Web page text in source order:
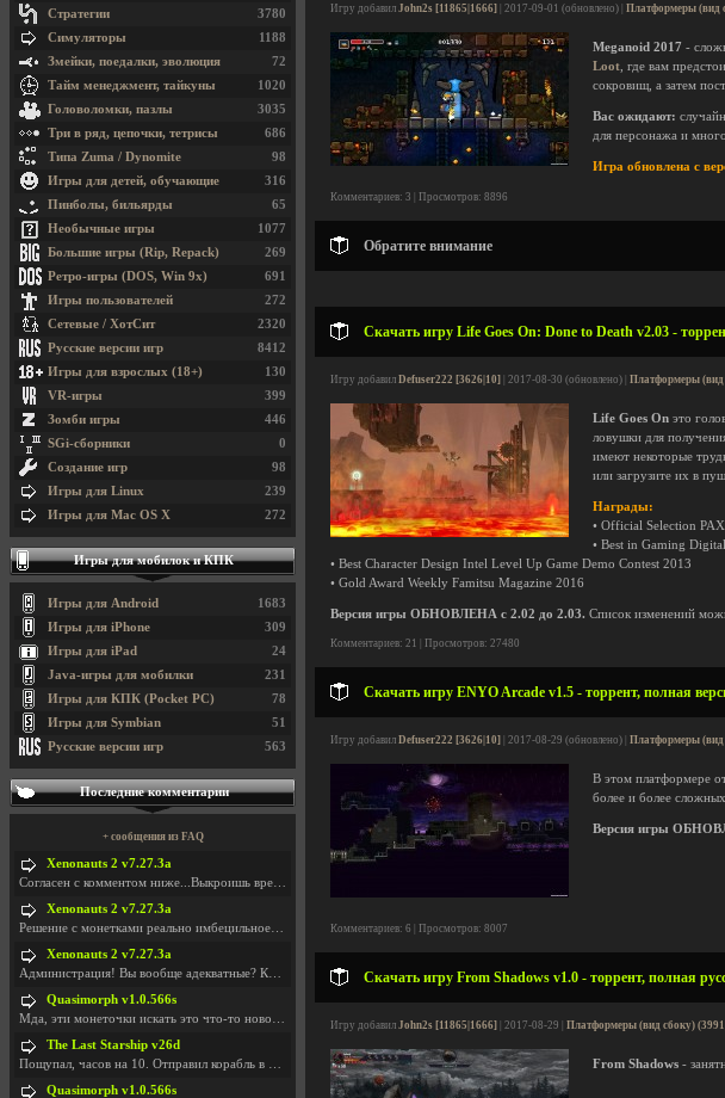
Игру добавил John2s [11865|1666] | 2017-09-01 (обновлено) | Платформеры (вид
Meganoid 2017 -
Loot , где вам
сокровищ, а затем
Вас ожидают:
для персонажа и
Игра обновлена с
Комментариев: 3 | Просмотров: 8896
Обратите внимание
Скачать игру Life Goes On: Done to Death v2.03 -
Игру добавил Defuser222 [3626|10] | 2017-08-30 (обновлено) | Платформеры (вид
Life Goes On это
ловушки для
имеют некоторые
или загрузите их в
Награды:
• Official Selection
• Best in Gaming
• Best Character Design Intel Level Up Game Demo Contest 2013
• Gold Award Weekly Famitsu Magazine 2016
Версия игры ОБНОВЛЕНА с 2.02 до 2.03. Список изменений
Комментариев: 21 | Просмотров: 27480
Скачать игру ENYO Arcade v1.5 - торрент, полная
Игру добавил Defuser222 [3626|10] | 2017-08-29 (обновлено) | Платформеры (вид
В этом платформере
более и более
Версия игры
Комментариев: 6 | Просмотров: 8007
Скачать игру From Shadows v1.0 - торрент, полная
Игру добавил John2s [11865|1666] | 2017-08-29 | Платформеры (вид сбоку)
From Shadows -
3780
Стратегии
1188
Симуляторы
72
Змейки, поедалки, эволюция
1020
Тайм менеджмент, тайкуны
3035
Головоломки, пазлы
686
Три в ряд, цепочки, тетрисы
98
Типа Zuma / Dynomite
316
Игры для детей, обучающие
65
Пинболы, бильярды
1077
Необычные игры
269
Большие игры (Rip, Repack)
691
Ретро-игры (DOS, Win 9x)
272
Игры пользователей
2320
Сетевые / ХотСит
8412
Русские версии игр
130
Игры для взрослых (18+)
399
VR-игры
446
Зомби игры
0
SGi-сборники
98
Создание игр
239
Игры для Linux
272
Игры для Mac OS X
Игры для мобилок и КПК
1683
Игры для Android
309
Игры для iPhone
24
Игры для iPad
231
Java-игры для мобилки
78
Игры для КПК (Pocket PC)
51
Игры для Symbian
563
Русские версии игр
Последние комментарии
+ сообщения из FAQ
Xenonauts 2 v7.27.3a
Согласен с комментом ниже...Выкроишь время чтобы з
Xenonauts 2 v7.27.3a
Решение с монетками реально имбецильное. Как сдела
Xenonauts 2 v7.27.3a
Администрация! Вы вообще адекватные? Какие монетки
Quasimorph v1.0.566s
Мда, эти монеточки искать это что-то новое в сфере
The Last Starship v26d
Пощупал, часов на 10. Отправил корабль в другую Га
Quasimorph v1.0.566s